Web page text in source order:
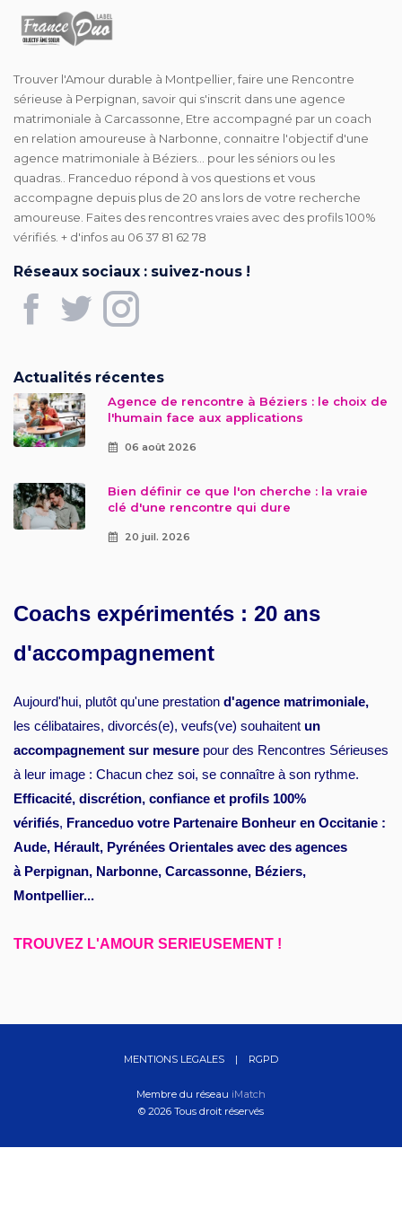
Trouver l'Amour durable à Montpellier, faire une Rencontre
sérieuse à Perpignan, savoir qui s'inscrit dans une agence
matrimoniale à Carcassonne, Etre accompagné par un coach
en relation amoureuse à Narbonne, connaitre l'objectif d'une
agence matrimoniale à Béziers... pour les séniors ou les
quadras.. Franceduo répond à vos questions et vous
accompagne depuis plus de 20 ans lors de votre recherche
amoureuse. Faites des rencontres vraies avec des profils 100%
vérifiés. + d'infos au 06 37 81 62 78
Réseaux sociaux : suivez-nous !
Actualités récentes
Agence de rencontre à Béziers : le choix de
l'humain face aux applications
06 août 2026
Bien définir ce que l'on cherche : la vraie
clé d'une rencontre qui dure
20 juil. 2026
Coachs expérimentés : 20 ans
d'accompagnement
Aujourd'hui, plutôt qu'une prestation d'agence matrimoniale,
les célibataires, divorcés(e), veufs(ve) souhaitent un
accompagnement sur mesure pour des Rencontres Sérieuses
à leur image : Chacun chez soi, se connaître à son rythme.
Efficacité, discrétion, confiance et profils 100%
vérifiés, Franceduo votre Partenaire Bonheur en Occitanie :
Aude, Hérault, Pyrénées Orientales avec des agences
à Perpignan, Narbonne, Carcassonne, Béziers,
Montpellier...
TROUVEZ L'AMOUR SERIEUSEMENT !
MENTIONS LEGALES | RGPD
Membre du réseau iMatch
© 2026 Tous droit réservés